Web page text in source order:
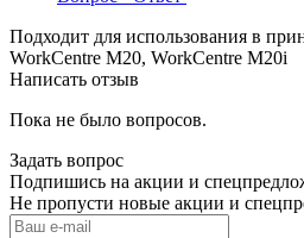
Подходит для использования в
WorkCentre M20, WorkCentre M20i
Написать отзыв
Пока не было вопросов.
Задать вопрос
Подпишись на акции и
Не пропусти новые акции и